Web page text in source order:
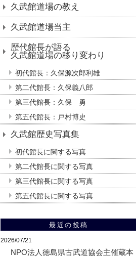
久武館道場の教え
久武館道場当主
歴代館長が語る
久武館道場の移り変わり
初代館長：久保源次郎利雄
第二代館長：久保義八郎
第三代館長：久保 勇
第五代館長：戸村博史
久武館歴史写真集
初代館長に関する写真
第二代館長に関する写真
第三代館長に関する写真
第五代館長に関する写真
最近の投稿
2026/07/21
NPO法人徳島県古武道協会主催蔵本